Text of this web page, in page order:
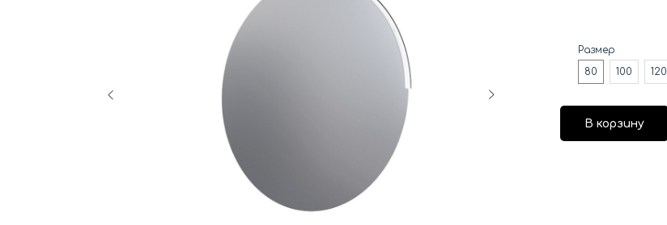
Размер
80
100 120
В корзину